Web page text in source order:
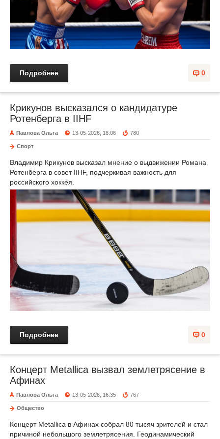
0
Подробнее
Крикунов высказался о кандидатуре
Ротенберга в IIHF
Павлова Ольга 13-05-2026, 18:06 780
Спорт
Владимир Крикунов высказал мнение о выдвижении Романа
Ротенберга в совет IIHF, подчеркивая важность для
российского хоккея.
0
Подробнее
Концерт Metallica вызвал землетрясение в
Афинах
Павлова Ольга 13-05-2026, 16:35 767
Общество
Концерт Metallica в Афинах собрал 80 тысяч зрителей и стал
причиной небольшого землетрясения. Геодинамический